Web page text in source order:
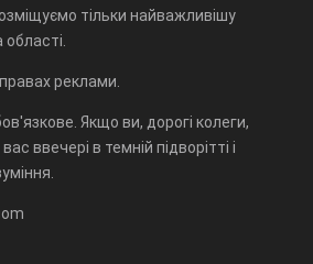
тільки найважливішу
реклами.
Якщо ви, дорогі колеги,
ввечері в темній підворітті і